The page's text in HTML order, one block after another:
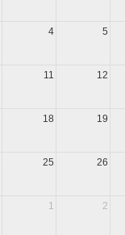
4 5
11 12
18 19
25 26
1 2